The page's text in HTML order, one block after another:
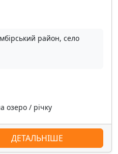
район, село
озеро / річку
ДЕТАЛЬНІШЕ